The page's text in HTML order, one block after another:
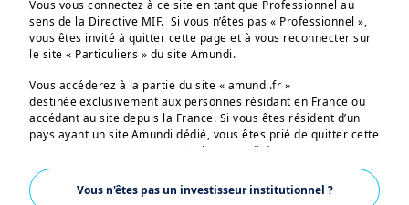
Encourager l'action en
faveur du climat via l...
Vous vous connectez à ce site en tant que Professionnel au
sens de la Directive MIF. Si vous n’êtes pas « Professionnel »,
vous êtes invité à quitter cette page et à vous reconnecter sur
le site « Particuliers » du site Amundi.
Vous accéderez à la partie du site « amundi.fr »
destinée exclusivement aux personnes résidant en France ou
accédant au site depuis la France. Si vous êtes résident d’un
pays ayant un site Amundi dédié, vous êtes prié de quitter cette
page et vous connecter sur le site Amundi de votre pays.
US PERSONS:
Vous n'êtes pas un investisseur institutionnel ?